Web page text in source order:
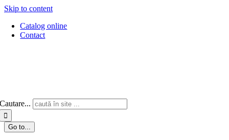
Skip to content
Catalog online
Contact
Cautare...
Go to...